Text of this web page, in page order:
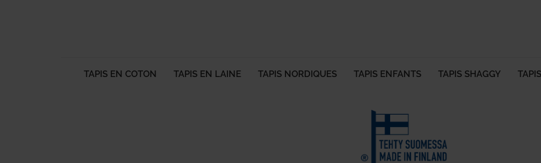
TAPIS EN COTON TAPIS EN LAINE TAPIS NORDIQUES TAPIS ENFANTS TAPIS SHAGGY